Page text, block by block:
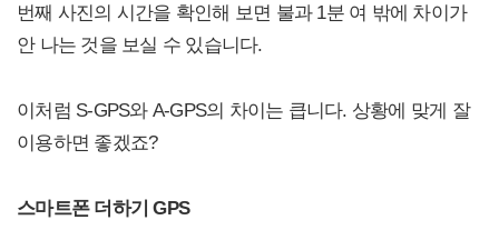
번째 사진의 시간을 확인해 보면 불과 1분 여 밖에 차이가
안 나는 것을 보실 수 있습니다.
이처럼 S-GPS와 A-GPS의 차이는 큽니다. 상황에 맞게 잘
이용하면 좋겠죠?
스마트폰 더하기 GPS